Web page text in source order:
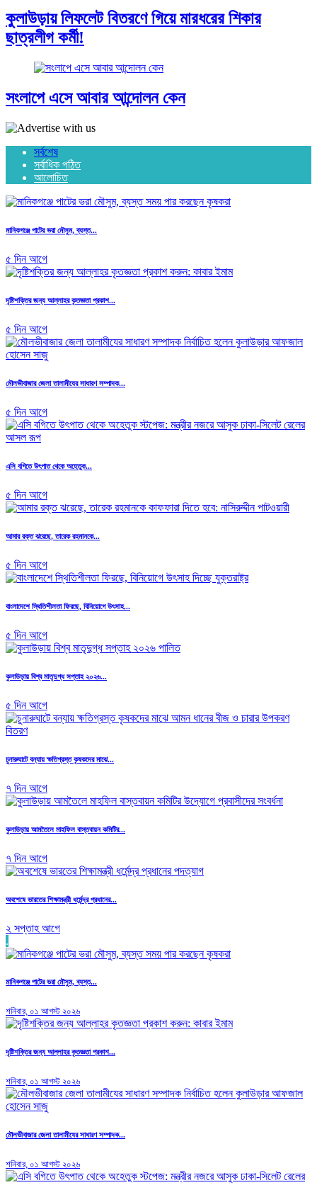
কুলাউড়ায় লিফলেট বিতরণে গিয়ে মারধরের শিকার
ছাত্রলীগ কর্মী!
সংলাপে এসে আবার আন্দোলন কেন
সর্বশেষ
সর্বাধিক পঠিত
আলোচিত
মানিকগঞ্জে পাটের ভরা মৌসুম, ব্যস্ত...
৫ দিন আগে
দৃষ্টিশক্তির জন্য আল্লাহর কৃতজ্ঞতা প্রকাশ...
৫ দিন আগে
মৌলভীবাজার জেলা তালামীযের সাধারণ সম্পাদক...
৫ দিন আগে
এসি বগিতে উৎপাত থেকে অহেতুক...
৫ দিন আগে
আমার রক্ত ঝরেছে, তারেক রহমানকে...
৫ দিন আগে
বাংলাদেশে স্থিতিশীলতা ফিরছে, বিনিয়োগে উৎসাহ...
৫ দিন আগে
কুলাউড়ায় বিশ্ব মাতৃদুগ্ধ সপ্তাহ ২০২৬...
৫ দিন আগে
চুনারুঘাটে বন্যায় ক্ষতিগ্রস্ত কৃষকদের মাঝে...
৭ দিন আগে
কুলাউড়ায় আমতৈলে মাহফিল বাস্তবায়ন কমিটির...
৭ দিন আগে
অবশেষে ভারতের শিক্ষামন্ত্রী ধর্মেন্দ্র প্রধানের...
২ সপ্তাহ আগে
.
মানিকগঞ্জে পাটের ভরা মৌসুম, ব্যস্ত...
শনিবার, ০১ আগস্ট ২০২৬
দৃষ্টিশক্তির জন্য আল্লাহর কৃতজ্ঞতা প্রকাশ...
শনিবার, ০১ আগস্ট ২০২৬
মৌলভীবাজার জেলা তালামীযের সাধারণ সম্পাদক...
শনিবার, ০১ আগস্ট ২০২৬